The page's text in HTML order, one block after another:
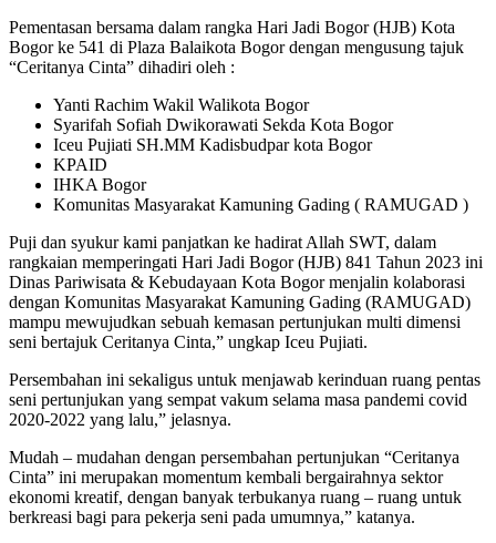
Pementasan bersama dalam rangka Hari Jadi Bogor (HJB) Kota
Bogor ke 541 di Plaza Balaikota Bogor dengan mengusung tajuk
“Ceritanya Cinta” dihadiri oleh :
Yanti Rachim Wakil Walikota Bogor
Syarifah Sofiah Dwikorawati Sekda Kota Bogor
Iceu Pujiati SH.MM Kadisbudpar kota Bogor
KPAID
IHKA Bogor
Komunitas Masyarakat Kamuning Gading ( RAMUGAD )
Puji dan syukur kami panjatkan ke hadirat Allah SWT, dalam
rangkaian memperingati Hari Jadi Bogor (HJB) 841 Tahun 2023 ini
Dinas Pariwisata & Kebudayaan Kota Bogor menjalin kolaborasi
dengan Komunitas Masyarakat Kamuning Gading (RAMUGAD)
mampu mewujudkan sebuah kemasan pertunjukan multi dimensi
seni bertajuk Ceritanya Cinta,” ungkap Iceu Pujiati.
Persembahan ini sekaligus untuk menjawab kerinduan ruang pentas
seni pertunjukan yang sempat vakum selama masa pandemi covid
2020-2022 yang lalu,” jelasnya.
Mudah – mudahan dengan persembahan pertunjukan “Ceritanya
Cinta” ini merupakan momentum kembali bergairahnya sektor
ekonomi kreatif, dengan banyak terbukanya ruang – ruang untuk
berkreasi bagi para pekerja seni pada umumnya,” katanya.